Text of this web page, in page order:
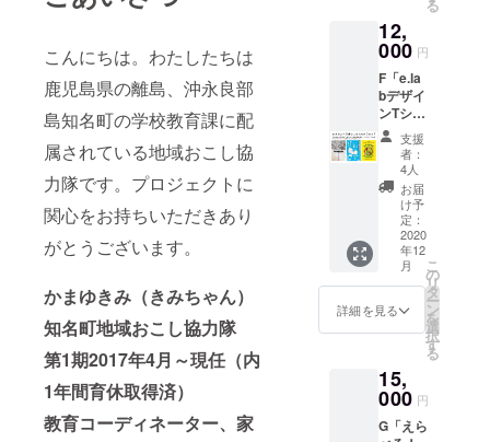
こんにちは。わたしたちは
鹿児島県の離島、沖永良部
島知名町の学校教育課に配
属されている地域おこし協
力隊です。プロジェクトに
関心をお持ちいただきあり
がとうございます。
かまゆきみ（きみちゃん）
知名町地域おこし協力隊
第1期2017年4月～現任（内
1年間育休取得済）
教育コーディネーター、家
みくだ
さい。
シーグ
ラス、
シー陶
器、貝
殻、マ
イクロ
プラス
チック
等、素
材のご
希望が
あれば
備考欄
りま
す。帯
しては
シー陶
器のみ
対応可
さって
いる方
には、
わたし
たちが
代わり
にビー
チク
リーン
を実施
し、報
告書に
まと
め、
メール
にてお
送りい
望者の
み）
ビーチ
クリー
奄美群
島国立
公園で
いっ
しょに
ビーチ
クリー
ンをし
てみま
せん
か？ ▶
島外に
いた
り、事
情が
あって
ビーチ
きない
けれど
沖永良
部の海
る
12,
000 円
F「e.la
bデザイ
ンTシャ
ツを着
ておき
のえら
ぶ博士
になれ
ちゃう
かも
セッ
ト」+
「A～
C」 ▶
沖永良
部の風
やe.lab
の子ど
もたち
が描い
支援
者：
4人
お届
け予
定：
2020
年12
月
詳細を見る
こ
の
リ
タ
ー
ン
を
選
択
す
る
15,
000 円
G「えら